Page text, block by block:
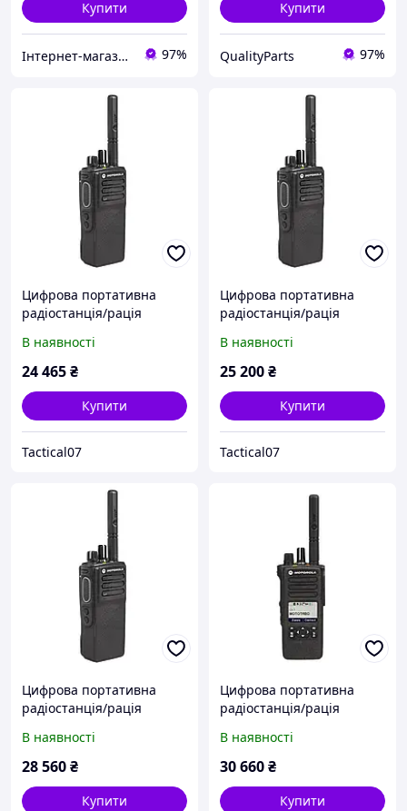
Купити
Інтернет-магазин Ітакшоп 97%
Купити
QualityParts 97%
Цифрова портативна
радіостанція/рація
W, NKP
(MDH56RDC9VA1AN)
В наявності
24 465₴
Купити
Tactical07
Цифрова портативна
радіостанція/рація
W, NKP, AES-256
(MDH56RDC9VA1AN)
В наявності
25 200₴
Купити
Tactical07
Цифрова портативна
радіостанція/рація
W, NKP, AES-256
(MDH56RDS9RA1AN)
В наявності
28 560₴
Купити
Цифрова портативна
радіостанція/рація
W, LKP, AES-256
(MDH56RDQ9VA1AN)
В наявності
30 660₴
Купити